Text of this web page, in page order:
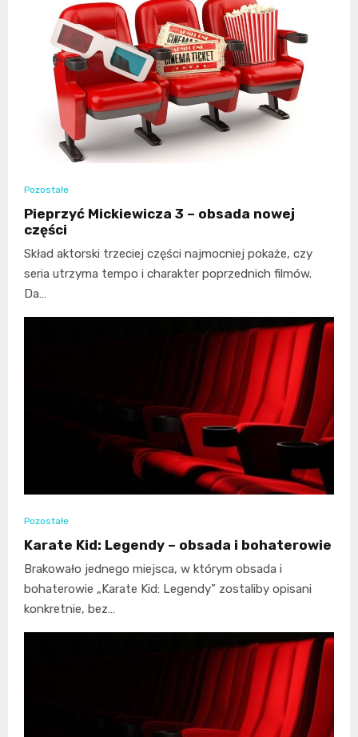
Pozostałe
Pieprzyć Mickiewicza 3 – obsada nowej
części
Skład aktorski trzeciej części najmocniej pokaże, czy
seria utrzyma tempo i charakter poprzednich filmów.
Da…
Pozostałe
Karate Kid: Legendy – obsada i bohaterowie
Brakowało jednego miejsca, w którym obsada i
bohaterowie „Karate Kid: Legendy” zostaliby opisani
konkretnie, bez…